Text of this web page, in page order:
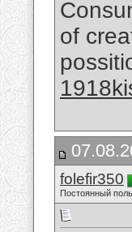
of
folefir350
Постоянный